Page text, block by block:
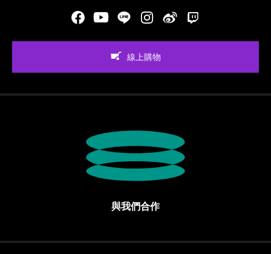
FacebookYoutubeLINE Instgram新浪微博
線上購物
與我們合作